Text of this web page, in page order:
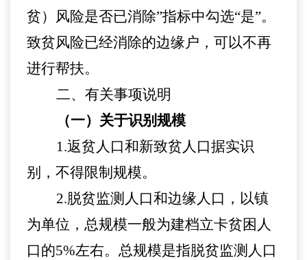
贫）风险是否已消除”指标中勾选“是”。
致贫风险已经消除的边缘户， 可以不再
进行帮扶。
二、有关事项说明
（一） 关于识别规模
1.返贫人口和新致贫人口据实识
别，不得限制规模。
2.脱贫监测人口和边缘人口， 以镇
为单位， 总规模一般为建档立卡贫困人
口的5%左右。总规模是指脱贫监测人口